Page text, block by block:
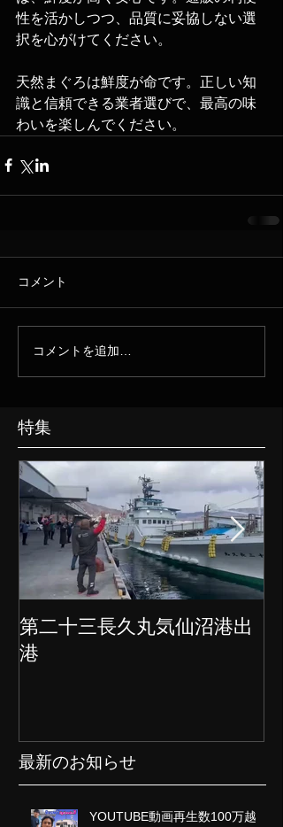
性を活かしつつ、品質に妥協しない選
択を心がけてください。
天然まぐろは鮮度が命です。正しい知
識と信頼できる業者選びで、最高の味
わいを楽しんでください。
コメント
コメントを追加…
特集
第二十三長久丸気仙沼港出
港
最新のお知らせ
YOUTUBE動画再生数100万越